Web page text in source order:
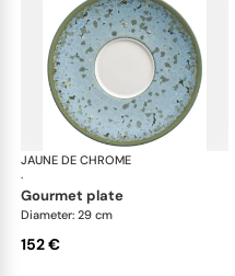
JAUNE DE CHROME
·
gourmet plate
Diameter: 29 cm
152 €